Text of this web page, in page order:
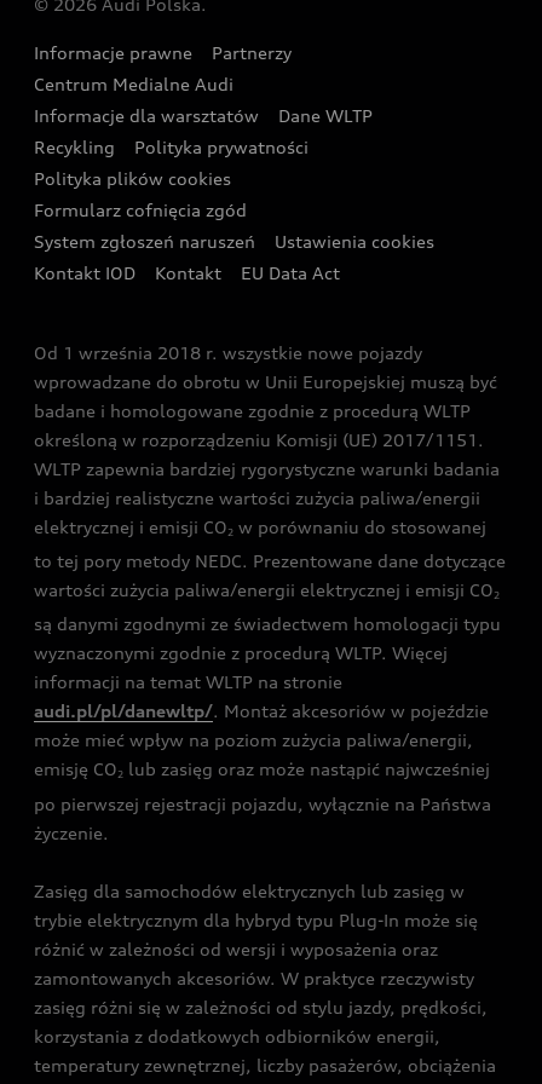
Wyszukaj najbliższego Partnera Audi
Oferta dla przedsiębiorców
Oferta dla klientów prywatnych
Kalkulator rat
Ubezpieczenie
Audi exclusive
Zasięg
Gwarancja
Akcje serwisowe Audi
Katalog online akcesoriów
Audi i Muzeum Sztuki Nowoczesnej w Warszawie
Audi driving experience
Audi quattro Cup
Audi i Puchar Świata w Skokach Narciarskich w
Zakopanem
© 2026 Audi Polska.
Informacje prawne
Partnerzy
Centrum Medialne Audi
Informacje dla warsztatów
Dane WLTP
Recykling
Polityka prywatności
Polityka plików cookies
Formularz cofnięcia zgód
System zgłoszeń naruszeń
Ustawienia cookies
Kontakt IOD
Kontakt EU Data Act
Od 1 września 2018 r. wszystkie nowe pojazdy
wprowadzane do obrotu w Unii Europejskiej muszą być
badane i homologowane zgodnie z procedurą WLTP
określoną w rozporządzeniu Komisji (UE) 2017/1151.
WLTP zapewnia bardziej rygorystyczne warunki badania
i bardziej realistyczne wartości zużycia paliwa/energii
elektrycznej i emisji CO2 w porównaniu do stosowanej
to tej pory metody NEDC. Prezentowane dane dotyczące
wartości zużycia paliwa/energii elektrycznej i emisji CO2
są danymi zgodnymi ze świadectwem homologacji typu
wyznaczonymi zgodnie z procedurą WLTP. Więcej
informacji na temat WLTP na stronie
audi.pl/pl/danewltp/. Montaż akcesoriów w pojeździe
może mieć wpływ na poziom zużycia paliwa/energii,
emisję CO2 lub zasięg oraz może nastąpić najwcześniej
po pierwszej rejestracji pojazdu, wyłącznie na Państwa
życzenie.
Zasięg dla samochodów elektrycznych lub zasięg w
trybie elektrycznym dla hybryd typu Plug-In może się
różnić w zależności od wersji i wyposażenia oraz
zamontowanych akcesoriów. W praktyce rzeczywisty
zasięg różni się w zależności od stylu jazdy, prędkości,
korzystania z dodatkowych odbiorników energii,
temperatury zewnętrznej, liczby pasażerów, obciążenia